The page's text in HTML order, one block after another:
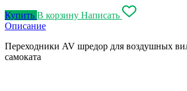
Купить В корзину Написать
Описание
Переходники AV шредор для воздушных
самоката